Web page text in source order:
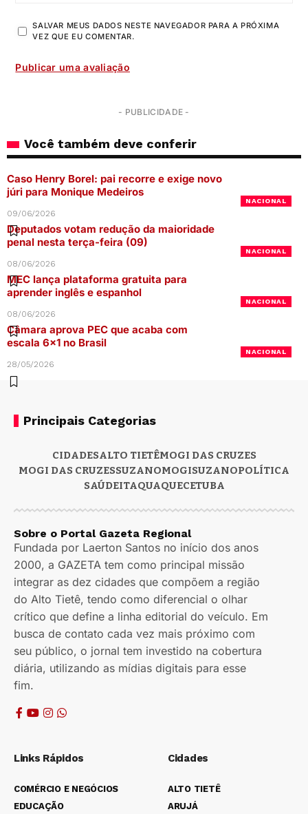
SALVAR MEUS DADOS NESTE NAVEGADOR PARA A PRÓXIMA
VEZ QUE EU COMENTAR.
- PUBLICIDADE -
Você também deve conferir
NACIONAL
Caso Henry Borel: pai recorre e exige novo
júri para Monique Medeiros
09/06/2026
NACIONAL
Deputados votam redução da maioridade
penal nesta terça-feira (09)
08/06/2026
NACIONAL
MEC lança plataforma gratuita para
aprender inglês e espanhol
08/06/2026
NACIONAL
Câmara aprova PEC que acaba com
escala 6×1 no Brasil
28/05/2026
Principais Categorias
CIDADESALTO TIETÊMOGI DAS CRUZES
MOGI DAS CRUZESSUZANOMOGISUZANOPOLÍTICA
SAÚDEITAQUAQUECETUBA
Sobre o Portal Gazeta Regional
Fundada por Laerton Santos no início dos anos
2000, a GAZETA tem como principal missão
integrar as dez cidades que compõem a região
do Alto Tietê, tendo como diferencial o olhar
crítico que define a linha editorial do veículo. Em
busca de contato cada vez mais próximo com
seu público, o jornal tem investido na cobertura
diária, utilizando as mídias digitais para esse
fim.
Links Rápidos
COMÉRCIO E NEGÓCIOS
EDUCAÇÃO
Cidades
ALTO TIETÊ
ARUJÁ